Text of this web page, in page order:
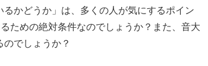
かどうか」は、多くの人が気にするポイン
ための絶対条件なのでしょうか？また、音大
でしょうか？